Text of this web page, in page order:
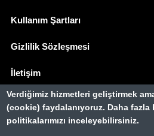
Kullanım Şartları
Gizlilik Sözleşmesi
İletişim
Basında Biz
Gezimanya
Verdiğimiz hizmetleri geliştirmek
(cookie) faydalanıyoruz. Daha
politikalarımızı inceleyebilirsiniz.